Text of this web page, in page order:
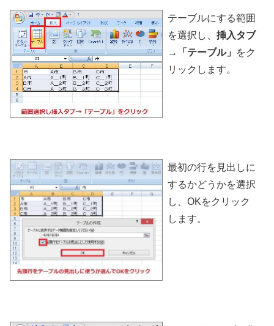
テーブルにする範囲
を選択し、 挿入タブ
→「テーブル」
をク
リックします。
最初の行を見出しに
するかどうかを選択
し、OKをクリック
します。